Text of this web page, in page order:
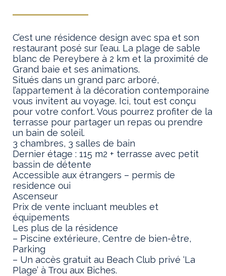
C’est une résidence design avec spa et son
restaurant posé sur l’eau. La plage de sable
blanc de Pereybere à 2 km et la proximité de
Grand baie et ses animations.
Situés dans un grand parc arboré,
l’appartement à la décoration contemporaine
vous invitent au voyage. Ici, tout est conçu
pour votre confort. Vous pourrez profiter de la
terrasse pour partager un repas ou prendre
un bain de soleil.
3 chambres, 3 salles de bain
Dernier étage : 115 m2 + terrasse avec petit
bassin de détente
Accessible aux étrangers – permis de
residence oui
Ascenseur
Prix de vente incluant meubles et
équipements
Les plus de la résidence
– Piscine extérieure, Centre de bien-être,
Parking
– Un accès gratuit au Beach Club privé ‘La
Plage’ à Trou aux Biches.